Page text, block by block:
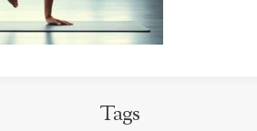
Tags